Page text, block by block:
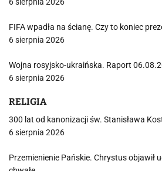
FIFA wpadła na ścianę. Czy to koniec
6 sierpnia 2026
Wojna rosyjsko-ukraińska. Raport
6 sierpnia 2026
RELIGIA
300 lat od kanonizacji św. Stanisława
6 sierpnia 2026
Przemienienie Pańskie. Chrystus objawił